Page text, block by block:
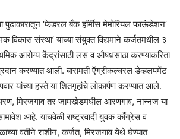
पुढाकारातून ‘फेडरल बँक हॉर्मीस मेमोरियल फाऊंडेशन’
विकास संस्था’ यांच्या संयुक्त विद्यमाने कर्जतमधील ३
आरोग्य केंद्रांसाठी लस व औषधसाठा करण्याकरिता
करण्यात आली. बारामती ऍग्रीकल्चरल डेव्हलपमेंट
यांच्या हस्ते या शितगृहांचे लोकार्पण करण्यात आले.
मिरजगाव तर जामखेडमधील आरणगाव, नान्नज या
आहे. याचवेळी राष्ट्रवादी युवक काँग्रेस व
वतीने राशीन, कर्जत, मिरजगाव येथे घेण्यात